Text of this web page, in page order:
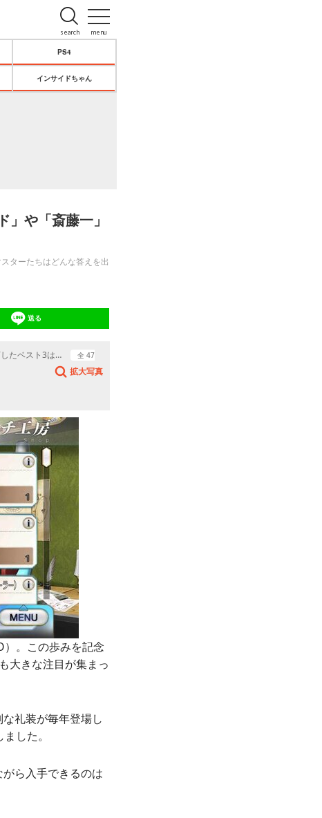
menu
search
PS4
インサイドちゃん
」や「斎藤一」
ターたちはどんな答えを出
送る
したベスト3は…
全 47
拡大写真
。この歩みを記念
大きな注目が集まっ
礼装が毎年登場し
した。
ら入手できるのは